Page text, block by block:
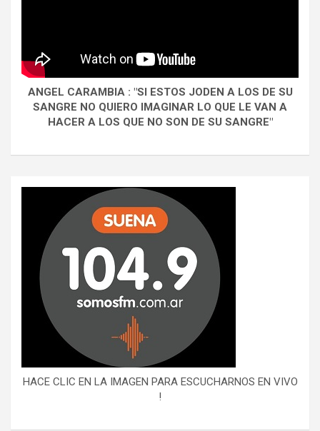
ANGEL CARAMBIA : "SI ESTOS JODEN A LOS DE SU
SANGRE NO QUIERO IMAGINAR LO QUE LE VAN A
HACER A LOS QUE NO SON DE SU SANGRE"
HACE CLIC EN LA IMAGEN PARA ESCUCHARNOS EN VIVO
!